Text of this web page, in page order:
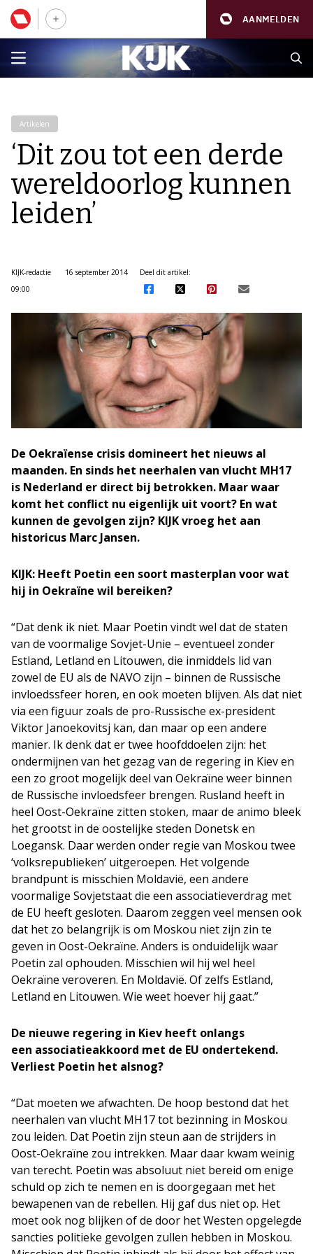
AANMELDEN
Artikelen
‘Dit zou tot een derde
wereldoorlog kunnen
leiden’
KIJK-redactie
16 september 2014
09:00
Deel dit artikel:
De Oekraïense crisis domineert het nieuws al
maanden. En sinds het neerhalen van vlucht MH17
is Nederland er direct bij betrokken. Maar waar
komt het conflict nu eigenlijk uit voort? En wat
kunnen de gevolgen zijn? KIJK vroeg het aan
historicus Marc Jansen.
KIJK: Heeft Poetin een soort masterplan voor wat
hij in Oekraïne wil bereiken?
“Dat denk ik niet. Maar Poetin vindt wel dat de staten
van de voormalige Sovjet-Unie – eventueel zonder
Estland, Letland en Litouwen, die inmiddels lid van
zowel de EU als de NAVO zijn – binnen de Russische
invloedssfeer horen, en ook moeten blijven. Als dat niet
via een figuur zoals de pro-Russische ex-president
Viktor Janoekovitsj kan, dan maar op een andere
manier. Ik denk dat er twee hoofddoelen zijn: het
ondermijnen van het gezag van de regering in Kiev en
een zo groot mogelijk deel van Oekraïne weer binnen
de Russische invloedsfeer brengen. Rusland heeft in
heel Oost-Oekraïne zitten stoken, maar de animo bleek
het grootst in de oostelijke steden Donetsk en
Loegansk. Daar werden onder regie van Moskou twee
‘volksrepublieken’ uitgeroepen. Het volgende
brandpunt is misschien Moldavië, een andere
voormalige Sovjetstaat die een associatieverdrag met
de EU heeft gesloten. Daarom zeggen veel mensen ook
dat het zo belangrijk is om Moskou niet zijn zin te
geven in Oost-Oekraïne. Anders is onduidelijk waar
Poetin zal ophouden. Misschien wil hij wel heel
Oekraïne veroveren. En Moldavië. Of zelfs Estland,
Letland en Litouwen. Wie weet hoever hij gaat.”
De nieuwe regering in Kiev heeft onlangs
een associatieakkoord met de EU ondertekend.
Verliest Poetin het alsnog?
“Dat moeten we afwachten. De hoop bestond dat het
neerhalen van vlucht MH17 tot bezinning in Moskou
zou leiden. Dat Poetin zijn steun aan de strijders in
Oost-Oekraïne zou intrekken. Maar daar kwam weinig
van terecht. Poetin was absoluut niet bereid om enige
schuld op zich te nemen en is doorgegaan met het
bewapenen van de rebellen. Hij gaf dus niet op. Het
moet ook nog blijken of de door het Westen opgelegde
sancties politieke gevolgen zullen hebben in Moskou.